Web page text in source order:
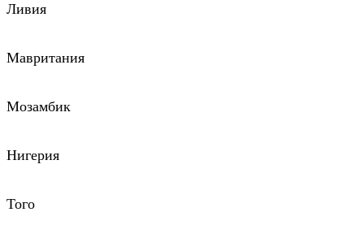
Ливия
Мавритания
Мозамбик
Нигерия
Того